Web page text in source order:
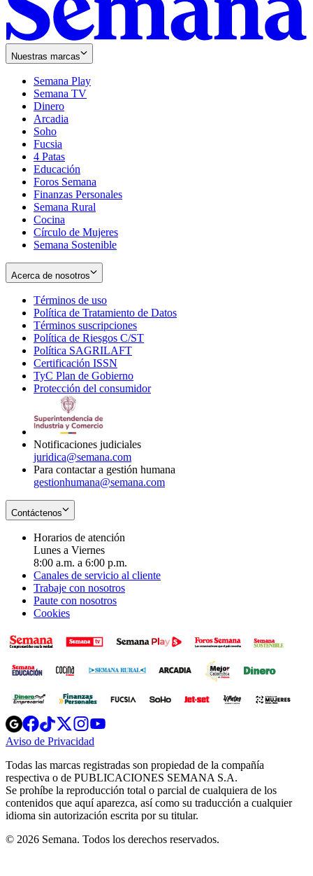
Nuestras marcas
Semana Play
Semana TV
Dinero
Arcadia
Soho
in
new
window
Fucsia
in
new
window
4 Patas
Educación
Foros Semana
Finanzas Personales
Semana Rural
Cocina
Círculo de Mujeres
Semana Sostenible
Acerca de nosotros
Términos de uso
in
new
window
Política de Tratamiento de Datos
Términos suscripciones
in
Política de Riesgos C/ST
Política SAGRILAFT
new
window
Certificación ISSN
in
new
TyC Plan de Gobierno
in
Protección del consumidorOpens
Notificaciones judiciales
juridica@semana.com
Para contactar a gestión humana
gestionhumana@semana.com
Contáctenos
Horarios de atención
Lunes a Viernes
8:00 a.m. a 6:00 p.m.
Canales de servicio al cliente
Trabaje con nosotros
Paute con nosotros
Cookies
Opens
in
new
Opens
in
new
Opens
in
new
window
Opens
new
windowwindow
Aviso de Privacidad
new
window
Todas las marcas registradas son propiedad de la compañía
respectiva o de PUBLICACIONES SEMANA S.A.
Se prohíbe la reproducción total o parcial de cualquiera de los
contenidos que aquí aparezca, así como su traducción a cualquier
idioma sin autorización escrita por su titular.
© 2026 Semana. Todos los derechos reservados.